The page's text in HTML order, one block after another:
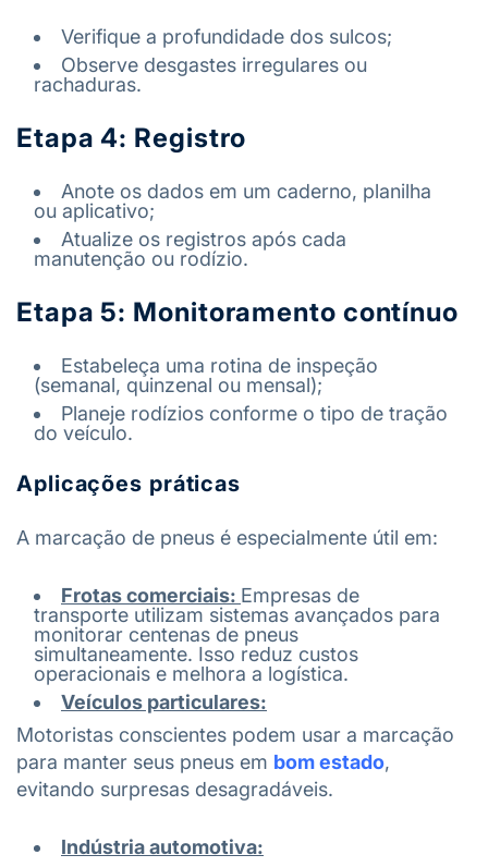
Verifique a profundidade dos sulcos;
Observe desgastes irregulares ou
rachaduras.
Etapa 4: Registro
Anote os dados em um caderno, planilha
ou aplicativo;
Atualize os registros após cada
manutenção ou rodízio.
Etapa 5: Monitoramento contínuo
Estabeleça uma rotina de inspeção
(semanal, quinzenal ou mensal);
Planeje rodízios conforme o tipo de tração
do veículo.
Aplicações práticas
A marcação de pneus é especialmente útil em:
Frotas comerciais: Empresas de
transporte utilizam sistemas avançados para
monitorar centenas de pneus
simultaneamente. Isso reduz custos
operacionais e melhora a logística.
Veículos particulares:
Motoristas conscientes podem usar a marcação
para manter seus pneus em bom estado,
evitando surpresas desagradáveis.
Indústria automotiva: